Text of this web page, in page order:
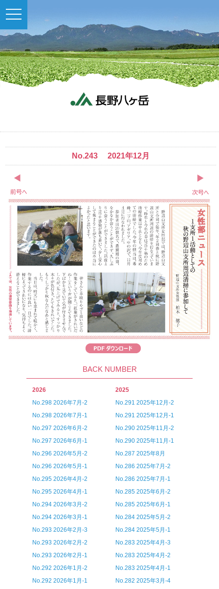
toggle
navigation
No.243 2021年12月
BACK NUMBER
2026
No.298 2026年7月-2
No.298 2026年7月-1
No.297 2026年6月-2
No.297 2026年6月-1
No.296 2026年5月-2
No.296 2026年5月-1
No.295 2026年4月-2
No.295 2026年4月-1
No.294 2026年3月-2
No.294 2026年3月-1
No.293 2026年2月-3
No.293 2026年2月-2
No.293 2026年2月-1
No.292 2026年1月-2
No.292 2026年1月-1
2025
No.291 2025年12月-2
No.291 2025年12月-1
No.290 2025年11月-2
No.290 2025年11月-1
No.287 2025年8月
No.286 2025年7月-2
No.286 2025年7月-1
No.285 2025年6月-2
No.285 2025年6月-1
No.284 2025年5月-2
No.284 2025年5月-1
No.283 2025年4月-3
No.283 2025年4月-2
No.283 2025年4月-1
No.282 2025年3月-4